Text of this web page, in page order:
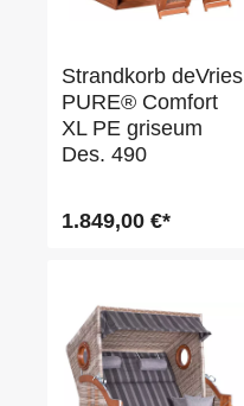
Strandkorb deVries
PURE® Comfort
XL PE griseum
Des. 490
1.849,00 €*